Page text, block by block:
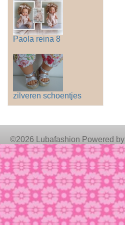
Paola reina 8
zilveren schoentjes
©2026 Lubafashion Powered by